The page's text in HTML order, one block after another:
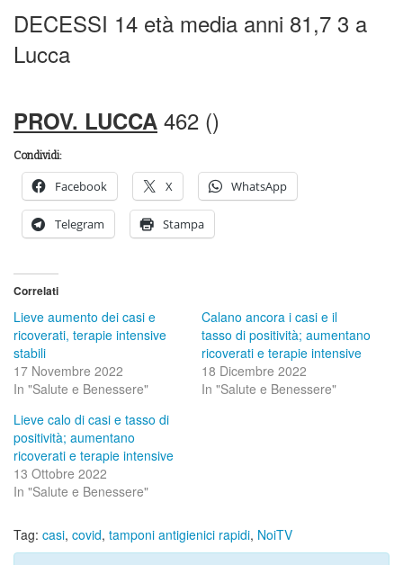
DECESSI 14 età media anni 81,7 3 a
Lucca
PROV. LUCCA 462 ()
Condividi:
Facebook X WhatsApp
Telegram Stampa
Correlati
Lieve aumento dei casi e
ricoverati, terapie intensive
stabili
17 Novembre 2022
In "Salute e Benessere"
Calano ancora i casi e il
tasso di positività; aumentano
ricoverati e terapie intensive
18 Dicembre 2022
In "Salute e Benessere"
Lieve calo di casi e tasso di
positività; aumentano
ricoverati e terapie intensive
13 Ottobre 2022
In "Salute e Benessere"
Tag: casi, covid, tamponi antigienici rapidi, NoiTV